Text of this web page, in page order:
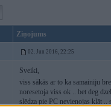
Ziņojums
02. Jun 2016, 22:25
Sveiki,
viss sākās ar to ka samainiju
noresetoja viss ok .. bet deg
slēdza pie PC nevienojas klāt ..